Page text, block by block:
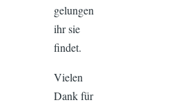
gelungen
ihr sie
findet.
Vielen
Dank für